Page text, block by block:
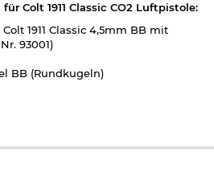
Colt 1911 Classic CO2 Luftpistole:
1911 Classic 4,5mm BB mit
93001)
BB (Rundkugeln)